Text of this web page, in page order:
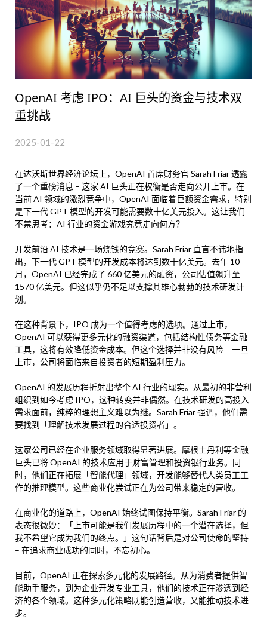
OpenAI 考虑 IPO：AI 巨头的资金与技术双
重挑战
2025-01-22
在达沃斯世界经济论坛上，OpenAI 首席财务官 Sarah Friar 透露
了一个重磅消息 – 这家 AI 巨头正在权衡是否走向公开上市。在
当前 AI 领域的激烈竞争中，OpenAI 面临着巨额资金需求，特别
是下一代 GPT 模型的开发可能需要数十亿美元投入。这让我们
不禁思考：AI 行业的资金游戏究竟走向何方？
开发前沿 AI 技术是一场烧钱的竞赛。Sarah Friar 直言不讳地指
出，下一代 GPT 模型的开发成本将达到数十亿美元。去年 10
月，OpenAI 已经完成了 660 亿美元的融资，公司估值飙升至
1570 亿美元。但这似乎仍不足以支撑其雄心勃勃的技术研发计
划。
在这种背景下，IPO 成为一个值得考虑的选项。通过上市，
OpenAI 可以获得更多元化的融资渠道，包括结构性债务等金融
工具，这将有效降低资金成本。但这个选择并非没有风险 – 一旦
上市，公司将面临来自投资者的短期盈利压力。
OpenAI 的发展历程折射出整个 AI 行业的现实。从最初的非营利
组织到如今考虑 IPO，这种转变并非偶然。在技术研发的高投入
需求面前，纯粹的理想主义难以为继。Sarah Friar 强调，他们需
要找到「理解技术发展过程的合适投资者」。
这家公司已经在企业服务领域取得显著进展。摩根士丹利等金融
巨头已将 OpenAI 的技术应用于财富管理和投资银行业务。同
时，他们正在拓展「智能代理」领域，开发能够替代人类员工工
作的推理模型。这些商业化尝试正在为公司带来稳定的营收。
在商业化的道路上，OpenAI 始终试图保持平衡。Sarah Friar 的
表态很微妙：「上市可能是我们发展历程中的一个潜在选择，但
我不希望它成为我们的终点。」这句话背后是对公司使命的坚持
– 在追求商业成功的同时，不忘初心。
目前，OpenAI 正在探索多元化的发展路径。从为消费者提供智
能助手服务，到为企业开发专业工具，他们的技术正在渗透到经
济的各个领域。这种多元化策略既能创造营收，又能推动技术进
步。